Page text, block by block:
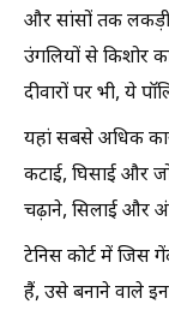
और सांसों तक लकड़ी
उंगलियों से किशोर
दीवारों पर भी, ये
यहां सबसे अधिक
कटाई, घिसाई और
चढ़ाने, सिलाई और
टेनिस कोर्ट में जिस
हैं, उसे बनाने वाले